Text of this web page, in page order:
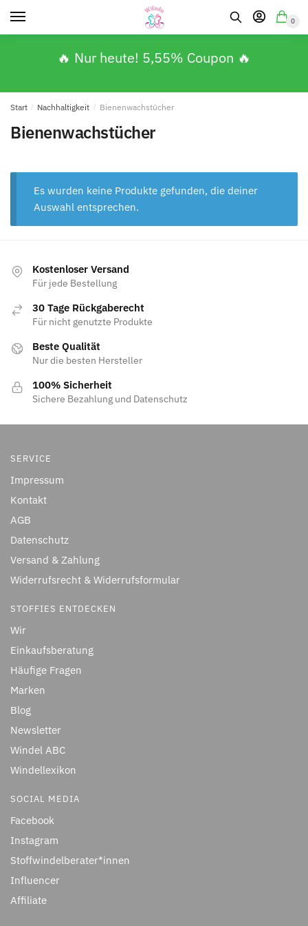
0
🔥 Nur heute! 5,55% Coupon 🔥
Start / Nachhaltigkeit / Bienenwachstücher
Bienenwachstücher
Es wurden keine Produkte gefunden, die deiner
Auswahl entsprechen.
Kostenloser Versand
Für jede Bestellung
30 Tage Rückgaberecht
Für nicht genutzte Produkte
Beste Qualität
Nur die besten Hersteller
100% Sicherheit
Sichere Bezahlung und Datenschutz
SERVICE
Impressum
Kontakt
AGB
Datenschutz
Versand & Zahlung
Widerrufsrecht & Widerrufsformular
STOFFIES ENTDECKEN
Wir
Einkaufsberatung
Häufige Fragen
Marken
Blog
Newsletter
Windel ABC
Windellexikon
SOCIAL MEDIA
Facebook
Instagram
Stoffwindelberater*innen
Influencer
Affiliate